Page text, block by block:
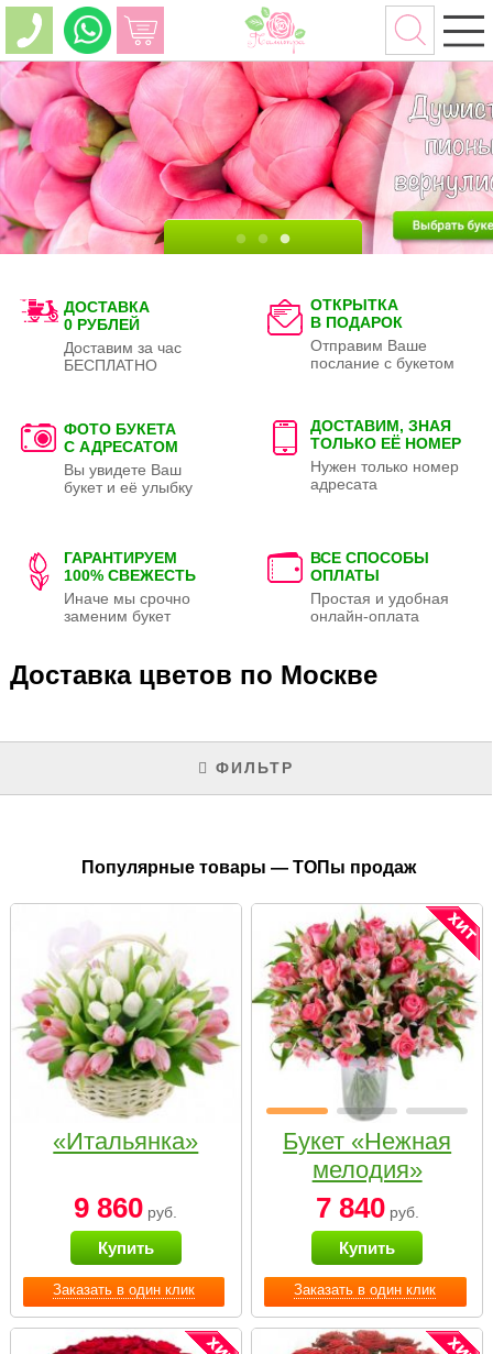
ДОСТАВКА
0 РУБЛЕЙ
Доставим за час
БЕСПЛАТНО
ОТКРЫТКА
В ПОДАРОК
Отправим Ваше
послание с букетом
ФОТО БУКЕТА
С АДРЕСАТОМ
Вы увидете Ваш
букет и её улыбку
ДОСТАВИМ, ЗНАЯ
ТОЛЬКО ЕЁ НОМЕР
Нужен только номер
адресата
ГАРАНТИРУЕМ
100% СВЕЖЕСТЬ
Иначе мы срочно
заменим букет
ВСЕ СПОСОБЫ
ОПЛАТЫ
Простая и удобная
онлайн-оплата
Доставка цветов по Москве
ФИЛЬТР
Популярные товары — ТОПы продаж
Заказать в один клик
«Итальянка»
9 860 руб.
Купить
Заказать в один клик
Букет «Нежная
мелодия»
7 840руб.
Купить